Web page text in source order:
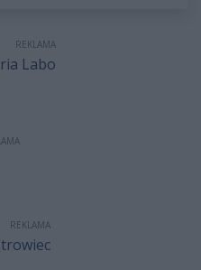
REKLAMA
REKLAMA